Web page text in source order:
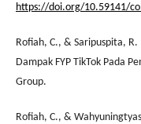
https://doi.org/10.59141/
Rofiah, C., & Saripuspita,
Dampak FYP TikTok Pada
Group.
Rofiah, C., &